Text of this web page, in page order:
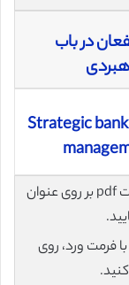
در باب
Strategic
برای دانلود رایگان مقاله انگلیسی با فرمت pdf بر روی عنوان
فرمت ورد، روی